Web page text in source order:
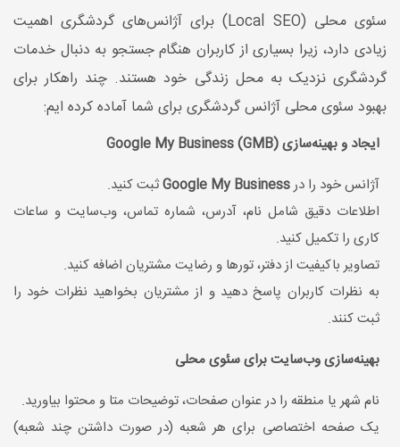
سئوی محلی (Local SEO) برای آژانس‌های گردشگری اهمیت
زیادی دارد، زیرا بسیاری از کاربران هنگام جستجو به دنبال خدمات
گردشگری نزدیک به محل زندگی خود هستند. چند راهکار برای
بهبود سئوی محلی آژانس گردشگری برای شما آماده کرده ایم:
ایجاد و بهینه‌سازی Google My Business (GMB)
آژانس خود را درGoogle My Businessثبت کنید.
اطلاعات دقیق شامل نام، آدرس، شماره تماس، وب‌سایت و ساعات
کاری را تکمیل کنید.
تصاویر باکیفیت از دفتر، تورها و رضایت مشتریان اضافه کنید.
به نظرات کاربران پاسخ دهید و از مشتریان بخواهید نظرات خود را
ثبت کنند.
بهینه‌سازی وب‌سایت برای سئوی محلی
نام شهر یا منطقه را در عنوان صفحات، توضیحات متا و محتوا بیاورید.
یک صفحه اختصاصی برای هر شعبه (در صورت داشتن چند شعبه)